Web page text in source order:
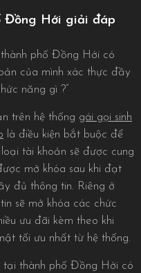
Đồng Hới giải đáp
phố Đồng Hới có
của mình xác thực đầy
năng gì ?”
trên hệ thống gái gọi sinh
là điều kiện bắt buộc để
tài khoản sẽ được cung
mở khóa sau khi đạt
đủ thông tin. Riêng ở
sẽ mở khóa các chức
ưu đãi kèm theo khi
tối ưu nhất từ hệ thống.
tại thành phố Đồng Hới có